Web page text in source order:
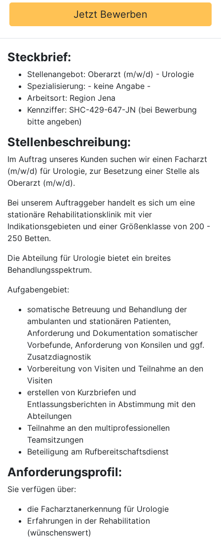
Jetzt Bewerben
Steckbrief:
Stellenangebot: Oberarzt (m/w/d) - Urologie
Spezialisierung: - keine Angabe -
Arbeitsort: Region Jena
Kennziffer: SHC-429-647-JN (bei Bewerbung
bitte angeben)
Stellenbeschreibung:
Im Auftrag unseres Kunden suchen wir einen Facharzt
(m/w/d) für Urologie, zur Besetzung einer Stelle als
Oberarzt (m/w/d).
Bei unserem Auftraggeber handelt es sich um eine
stationäre Rehabilitationsklinik mit vier
Indikationsgebieten und einer Größenklasse von 200 -
250 Betten.
Die Abteilung für Urologie bietet ein breites
Behandlungsspektrum.
Aufgabengebiet:
somatische Betreuung und Behandlung der
ambulanten und stationären Patienten,
Anforderung und Dokumentation somatischer
Vorbefunde, Anforderung von Konsilen und ggf.
Zusatzdiagnostik
Vorbereitung von Visiten und Teilnahme an den
Visiten
erstellen von Kurzbriefen und
Entlassungsberichten in Abstimmung mit den
Abteilungen
Teilnahme an den multiprofessionellen
Teamsitzungen
Beteiligung am Rufbereitschaftsdienst
Anforderungsprofil:
Sie verfügen über:
die Facharztanerkennung für Urologie
Erfahrungen in der Rehabilitation
(wünschenswert)